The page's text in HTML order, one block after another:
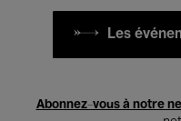
Les
Abonnez-vous à notre